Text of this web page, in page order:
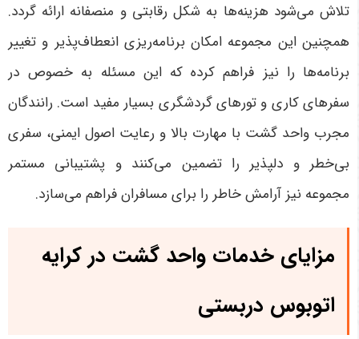
تلاش می‌شود هزینه‌ها به شکل رقابتی و منصفانه ارائه گردد.
همچنین این مجموعه امکان برنامه‌ریزی انعطاف‌پذیر و تغییر
برنامه‌ها را نیز فراهم کرده که این مسئله به خصوص در
سفرهای کاری و تورهای گردشگری بسیار مفید است. رانندگان
مجرب واحد گشت با مهارت بالا و رعایت اصول ایمنی، سفری
بی‌خطر و دلپذیر را تضمین می‌کنند و پشتیبانی مستمر
مجموعه نیز آرامش خاطر را برای مسافران فراهم می‌سازد.
مزایای خدمات واحد گشت در کرایه
اتوبوس دربستی